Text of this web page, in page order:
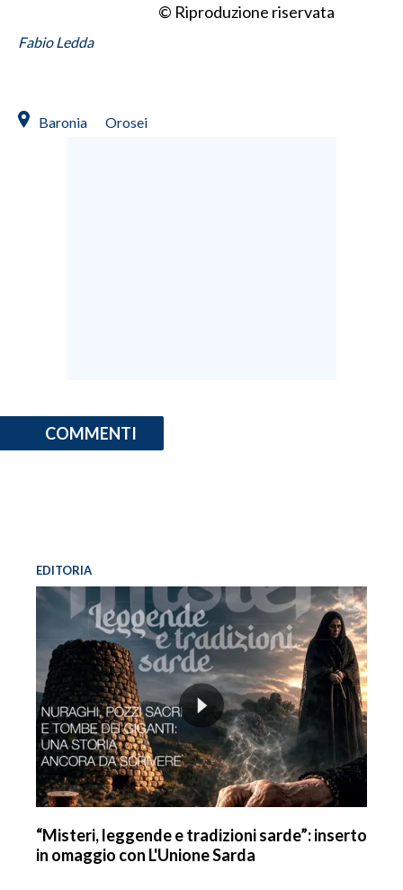
© Riproduzione riservata
Fabio Ledda
Baronia Orosei
COMMENTI
EDITORIA
“Misteri, leggende e tradizioni sarde”: inserto
in omaggio con L'Unione Sarda